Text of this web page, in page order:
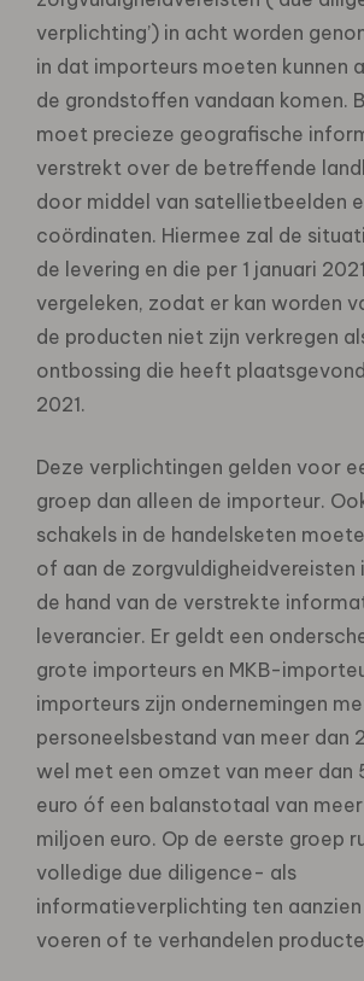
verplichting’) in acht worden
in dat importeurs moeten kunnen
de grondstoffen vandaan komen.
moet precieze geografische
verstrekt over de betreffende
door middel van satellietbeelden
coördinaten. Hiermee zal de
de levering en die per 1 januari
vergeleken, zodat er kan worden
de producten niet zijn verkregen
ontbossing die heeft
2021.
Deze verplichtingen gelden voor
groep dan alleen de importeur.
schakels in de handelsketen
of aan de zorgvuldigheidvereisten
de hand van de verstrekte
leverancier. Er geldt een
grote importeurs en MKB-
importeurs zijn ondernemingen
personeelsbestand van meer dan
wel met een omzet van meer dan
euro óf een balanstotaal van
miljoen euro. Op de eerste groep
volledige due diligence- als
informatieverplichting ten aanzien
voeren of te verhandelen